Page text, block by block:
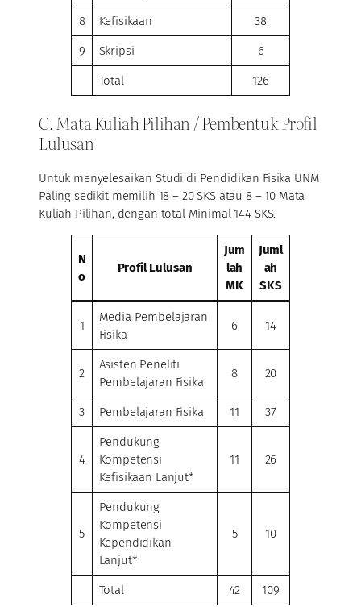
8 Kefisikaan 38
9 Skripsi 6
Total 126
C. Mata Kuliah Pilihan / Pembentuk Profil
Lulusan
Untuk menyelesaikan Studi di Pendidikan Fisika UNM
Paling sedikit memilih 18 – 20 SKS atau 8 – 10 Mata
Kuliah Pilihan, dengan total Minimal 144 SKS.
N
o
Profil Lulusan
Jum
lah
MK
Juml
ah
SKS
1
Media Pembelajaran
Fisika
6 14
2
Asisten Peneliti
Pembelajaran Fisika
8 20
3 Pembelajaran Fisika 11 37
4
Pendukung
Kompetensi
Kefisikaan Lanjut*
11 26
5
Pendukung
Kompetensi
Kependidikan
Lanjut*
5 10
Total 42 109